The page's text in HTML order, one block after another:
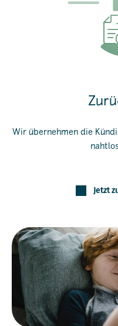
Wir übernehmen die
Jetzt